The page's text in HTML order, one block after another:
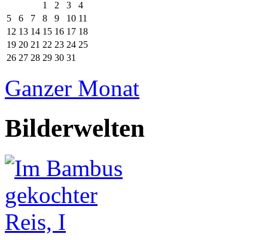
1
2 3
4
5
6 7 8 9 10 11
12 13 14 15 16 17 18
19 20 21 22 23 24 25
26 27 28 29 30 31
Ganzer Monat
Bilderwelten